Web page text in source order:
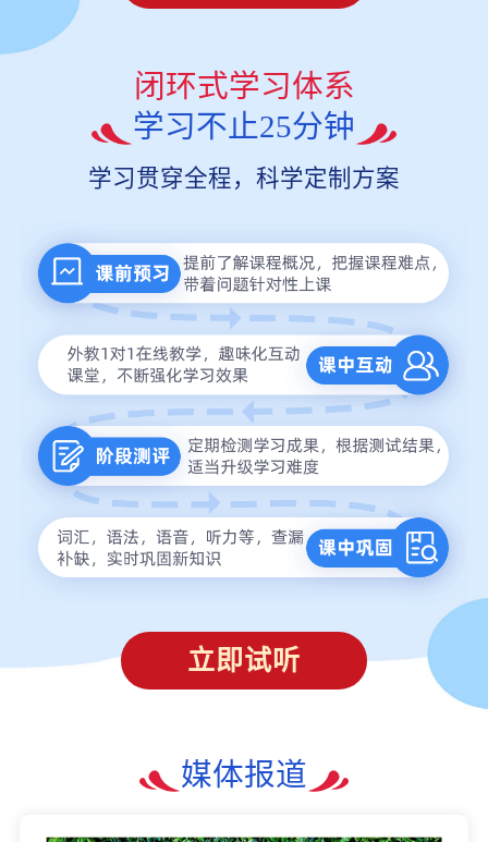
闭环式学习体系
学习不止25分钟
学习贯穿全程，科学定制方案
立即试听
媒体报道